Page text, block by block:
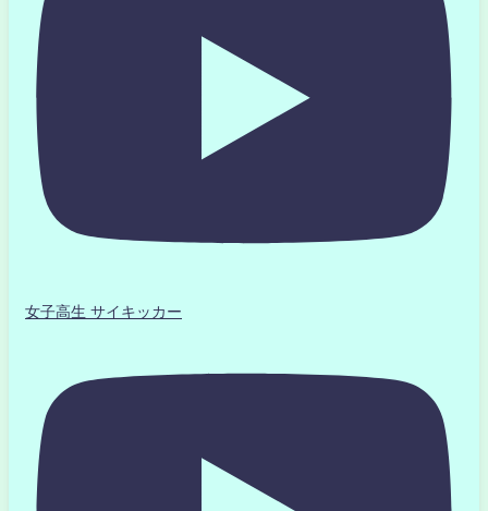
女子高生 サイキッカー